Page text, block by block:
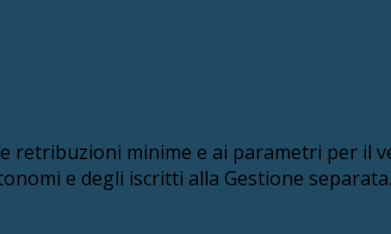
retribuzioni minime e ai parametri per il
e degli iscritti alla Gestione separata.